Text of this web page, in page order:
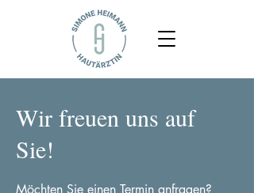
Wir freuen uns auf
Sie!
Möchten Sie einen Termin anfragen?